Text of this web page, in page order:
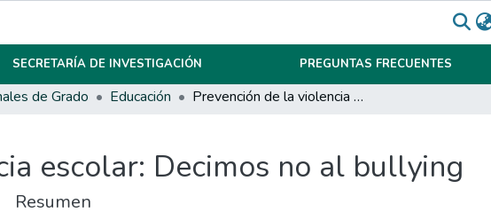
SECRETARÍA DE INVESTIGACIÓN PREGUNTAS FRECUENTES
de Grado Educación Prevención de la violencia escolar: Decimos no al bullying
escolar: Decimos no al bullying
Resumen